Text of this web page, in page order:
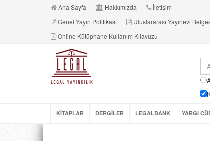
Ana Sayfa Hakkımızda
İletişim
Genel Yayın Politikası
Uluslararası Yayınevi
Online Kütüphane Kullanım Kılavuzu
KİTAPLAR DERGİLER LEGALBANK YARGI